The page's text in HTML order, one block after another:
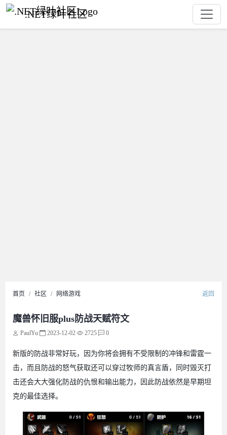
.NET绿叶社区
首页 社区 网络游戏 返回
魔兽怀旧服plus防战天赋符文
PaulYu 2023-12-02 2725 0
新版的防战非常好玩，因为你将会拥有不受限制的冲锋和雷霆一
击，而且防战的怒气获取还可以穿过牧师的真言盾，同时毁灭打
击还会大大强化防战的仇恨和输出能力，因此防战依然是早期坦
克的最佳选择。